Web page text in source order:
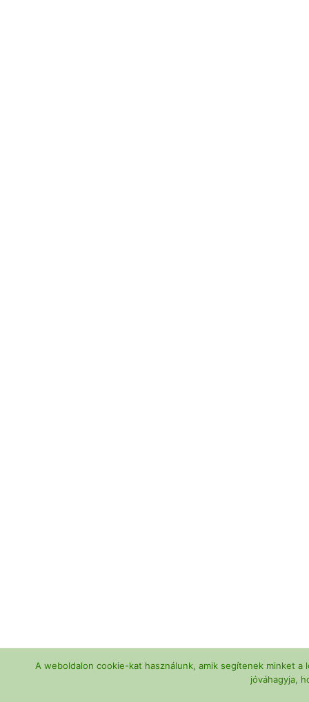
A weboldalon cookie-kat használunk, amik segítenek minket
jóváhagyja,